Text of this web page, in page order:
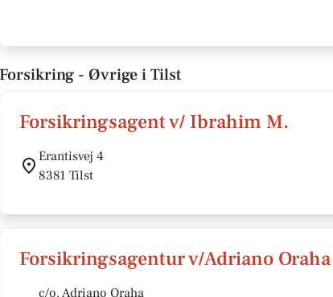
Forsikring - Øvrige i Tilst
Forsikringsagent v/ Ibrahim M.
Erantisvej 4
8381 Tilst
Forsikringsagentur v/Adriano Oraha
c/o. Adriano Oraha